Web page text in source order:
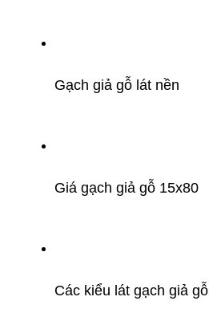
Gạch giả gỗ lát nền
Giá gạch giả gỗ 15x80
Các kiểu lát gạch giả gỗ